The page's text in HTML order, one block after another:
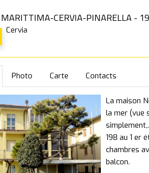
CERVIA-PINARELLA -
Cervia
Photo Carte Contacts
La maison
la mer (vue
198 au 1 er
chambres
balcon.